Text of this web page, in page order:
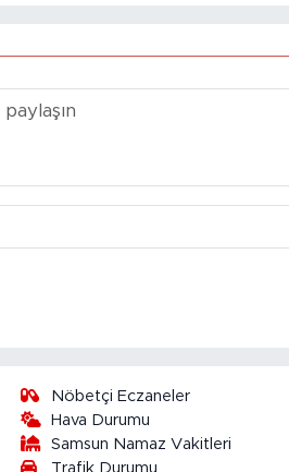
Nöbetçi Eczaneler
Hava Durumu
Samsun Namaz Vakitleri
Trafik Durumu